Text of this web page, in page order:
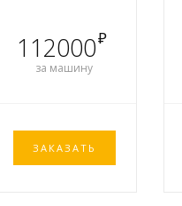
112000₽
за машину
ЗАКАЗАТЬ